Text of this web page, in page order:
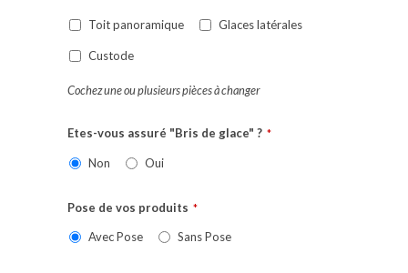
Toit panoramique Glaces latérales
Custode
Cochez une ou plusieurs pièces à changer
Etes-vous assuré "Bris de glace" ? *
Non Oui
Pose de vos produits *
Avec Pose Sans Pose